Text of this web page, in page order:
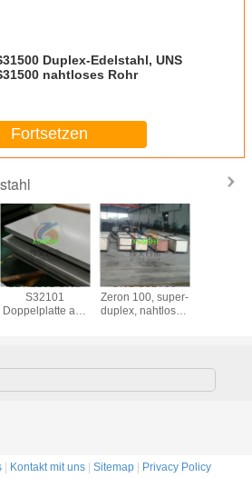
Duplex-Edelstahl, UNS
nahtloses Rohr
Fortsetzen
LDX2101 UNS
S32101
Doppelplatte aus
UNS S32760
Zeron 100, super-
duplex, nahtloses
| Kontakt mit uns | Sitemap | Privacy Policy